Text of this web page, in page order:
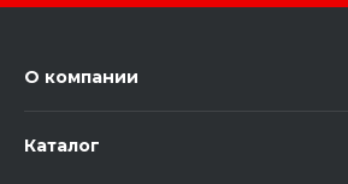
О компании
Каталог